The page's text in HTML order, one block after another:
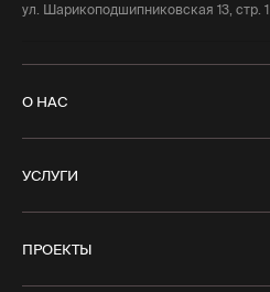
ул. Шарикоподшипниковская 13, стр. 1
О НАС
УСЛУГИ
ПРОЕКТЫ